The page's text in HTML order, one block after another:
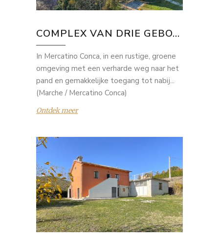
COMPLEX VAN DRIE GEBO...
In Mercatino Conca, in een rustige, groene
omgeving met een verharde weg naar het
pand en gemakkelijke toegang tot nabij...
(Marche / Mercatino Conca)
Ontdek meer